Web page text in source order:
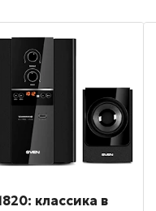
классика в